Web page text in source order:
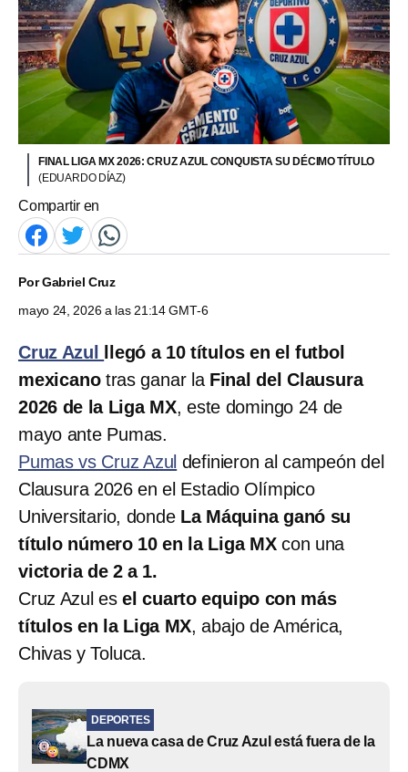
FINAL LIGA MX 2026: CRUZ AZUL CONQUISTA SU DÉCIMO TÍTULO
(EDUARDO DÍAZ)
Compartir en
PorGabriel Cruz
mayo 24, 2026 a las 21:14 GMT-6
Cruz Azul
llegó a 10 títulos en el futbol
mexicanotras ganar laFinal del Clausura
2026 de la Liga MX, este domingo 24 de
mayo ante Pumas.
Pumas vs Cruz Azul definieron al campeón del
Clausura 2026 en el Estadio Olímpico
Universitario, donde La Máquina ganó su
título número 10 en la Liga MX con una
victoria de 2 a 1.
Cruz Azul esel cuarto equipo con más
títulos en la Liga MX, abajo de América,
Chivas y Toluca.
DEPORTES
La nueva casa de Cruz Azul está fuera de la
CDMX